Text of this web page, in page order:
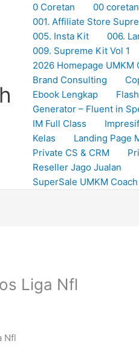
0 Coretan 00
001. Affiliate Store
005. Insta Kit
006.
009. Supreme Kit Vol 1
2026 Homepage UMKM
Brand Consulting
Ebook Lengkap
Generator – Fluent in
IM Full Class
Kelas
Landing Page
Private CS & CRM
Reseller Jago Jualan
SuperSale UMKM Coach
Liga Nfl
Nfl